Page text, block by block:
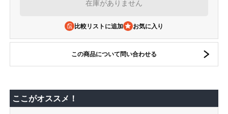
在庫がありません
比較リストに追加
この商品について問い合わせる
ここがオススメ！